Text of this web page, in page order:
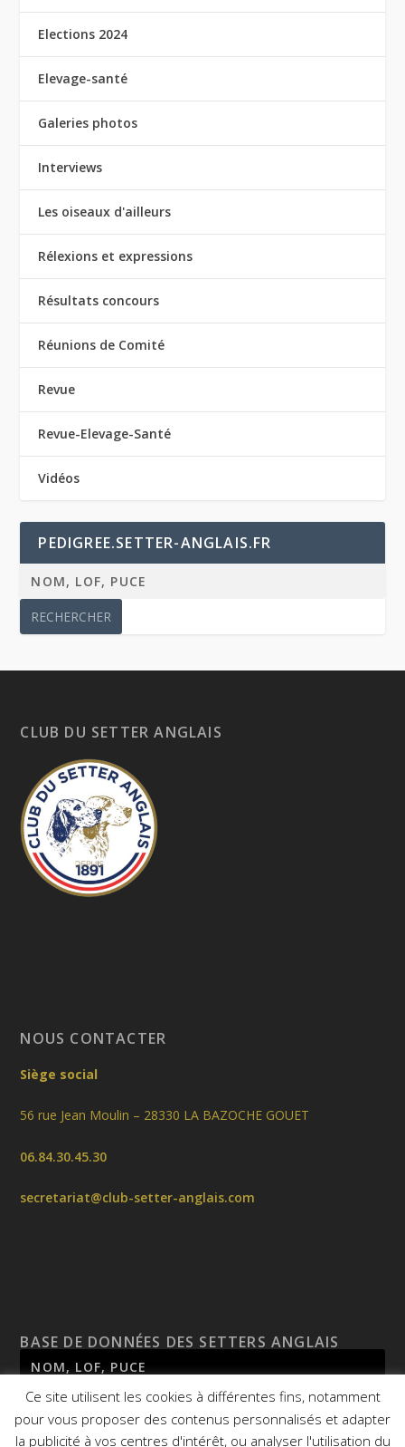
Elections 2024
Elevage-santé
Galeries photos
Interviews
Les oiseaux d'ailleurs
Rélexions et expressions
Résultats concours
Réunions de Comité
Revue
Revue-Elevage-Santé
Vidéos
PEDIGREE.SETTER-ANGLAIS.FR
CLUB DU SETTER ANGLAIS
NOUS CONTACTER
Siège social
56 rue Jean Moulin – 28330 LA BAZOCHE GOUET
06.84.30.45.30
secretariat@club-setter-anglais.com
BASE DE DONNÉES DES SETTERS ANGLAIS
Ce site utilisent les cookies à différentes fins, notamment
pour vous proposer des contenus personnalisés et adapter
la publicité à vos centres d'intérêt, ou analyser l'utilisation du